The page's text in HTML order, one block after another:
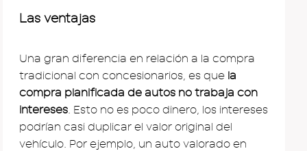
Las ventajas
Una gran diferencia en relación a la compra
tradicional con concesionarios, es que la
compra planificada de autos no trabaja con
intereses. Esto no es poco dinero, los intereses
podrían casi duplicar el valor original del
vehículo. Por ejemplo, un auto valorado en